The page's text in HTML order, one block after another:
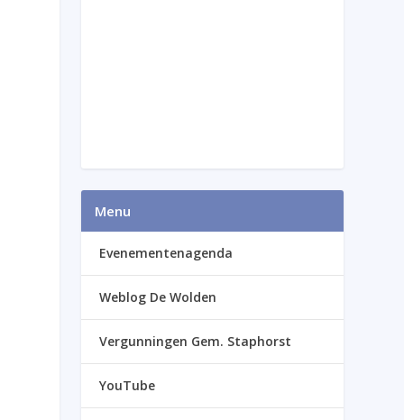
Menu
Evenementenagenda
Weblog De Wolden
Vergunningen Gem. Staphorst
YouTube